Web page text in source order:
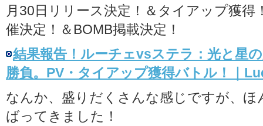
月30日リリース決定！＆タイアップ獲得
催決定！＆BOMB掲載決定！
結果報告！ルーチェvsステラ：光と星
勝負。PV・タイアップ獲得バトル！｜
なんか、盛りだくさんな感じですが、
ばってきました！